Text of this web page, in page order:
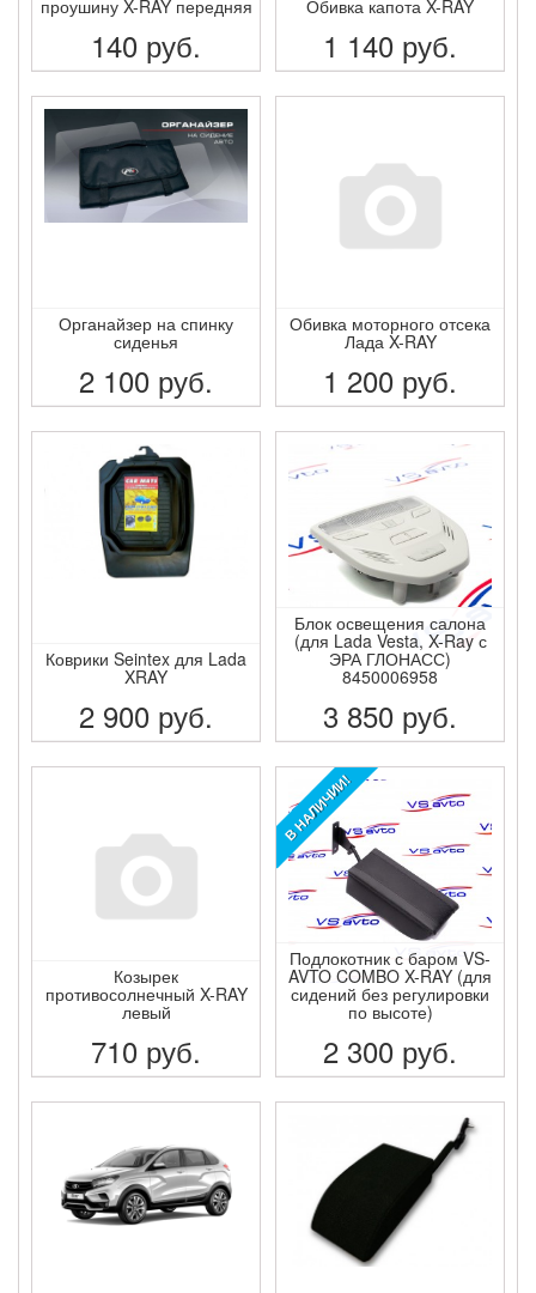
проушину X-RAY передняя
140 руб.
ПОДРОБНЕЕ
Обивка капота X-RAY
1 140 руб.
ПОДРОБНЕЕ
Органайзер на спинку
сиденья
2 100 руб.
ПОДРОБНЕЕ
Обивка моторного отсека
Лада X-RAY
1 200 руб.
ПОДРОБНЕЕ
Коврики Seintex для Lada
XRAY
2 900 руб.
ПОДРОБНЕЕ
Блок освещения салона
(для Lada Vesta, X-Ray с
ЭРА ГЛОНАСС)
8450006958
3 850 руб.
ПОДРОБНЕЕ
Козырек
противосолнечный X-RAY
левый
710 руб.
ПОДРОБНЕЕ
В НАЛИЧИИ!
Подлокотник с баром VS-
AVTO COMBO X-RAY (для
сидений без регулировки
по высоте)
2 300 руб.
ПОДРОБНЕЕ